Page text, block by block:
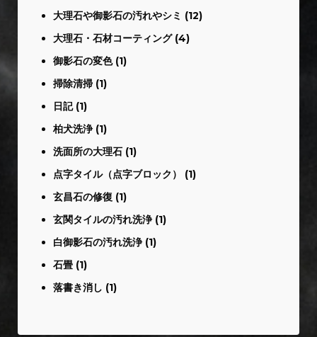
大理石や御影石の汚れやシミ (12)
大理石・石材コーティング(4)
御影石の変色(1)
掃除清掃 (1)
日記(1)
柏犬洗浄(1)
洗面所の大理石 (1)
点字タイル（点字ブロック）
(1)
玄昌石の修復 (1)
玄関タイルの汚れ洗浄(1)
白御影石の汚れ洗浄(1)
石畳 (1)
落書き消し (1)